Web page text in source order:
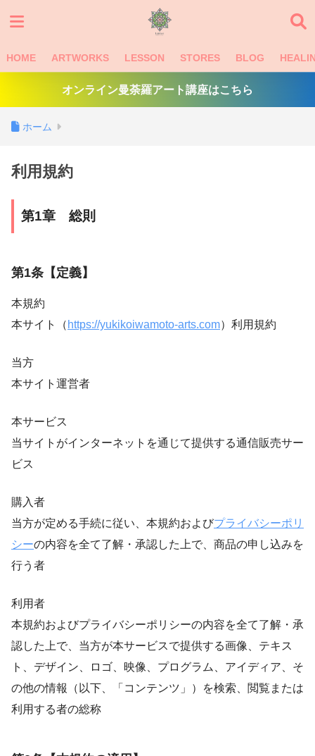
HOME ARTWORKS LESSON STORES BLOG
オンライン曼荼羅アート講座はこちら
ホーム
利用規約
第1章 総則
第1条【定義】
本規約
本サイト（ https://yukikoiwamoto-arts.com）利用規約
当方
本サイト運営者
本サービス
当サイトがインターネットを通じて提供する通信販売サー
ビス
購入者
当方が定める手続に従い、本規約およびプライバシーポリ
シーの内容を全て了解・承認した上で、商品の申し込みを
行う者
利用者
本規約およびプライバシーポリシーの内容を全て了解・承
認した上で、当方が本サービスで提供する画像、テキス
ト、デザイン、ロゴ、映像、プログラム、アイディア、そ
の他の情報（以下、「コンテンツ」）を検索、閲覧または
利用する者の総称